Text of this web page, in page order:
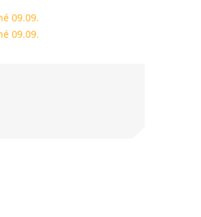
09.09.
09.09.